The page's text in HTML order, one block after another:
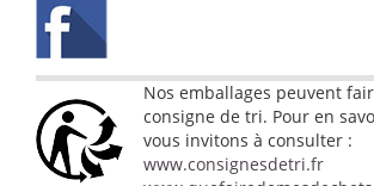
Nos emballages peuvent
consigne de tri. Pour en
vous invitons à consulter :
www.consignesdetri.fr